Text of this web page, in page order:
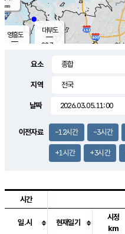
mm
영흥도
1.5m/s
대부도
28.7
요소
지역
날짜
이전자료 -12시간 -3시간
+1시간 +3시간
시간
일.시 현재일기
시정
km